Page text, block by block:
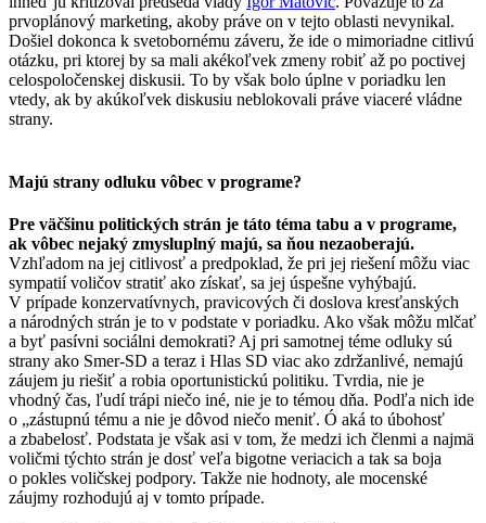
prvoplánový marketing, akoby práve on v tejto oblasti nevynikal.
Došiel dokonca k svetobornému záveru, že ide o mimoriadne citlivú
otázku, pri ktorej by sa mali akékoľvek zmeny robiť až po poctivej
celospoločenskej diskusii. To by však bolo úplne v poriadku len
vtedy, ak by akúkoľvek diskusiu neblokovali práve viaceré vládne
strany.
Majú strany odluku vôbec v programe?
Pre väčšinu politických strán je táto téma tabu a v programe,
ak vôbec nejaký zmysluplný majú, sa ňou nezaoberajú.
Vzhľadom na jej citlivosť a predpoklad, že pri jej riešení môžu viac
sympatií voličov stratiť ako získať, sa jej úspešne vyhýbajú.
V prípade konzervatívnych, pravicových či doslova kresťanských
a národných strán je to v podstate v poriadku. Ako však môžu mlčať
a byť pasívni sociálni demokrati? Aj pri samotnej téme odluky sú
strany ako Smer-SD a teraz i Hlas SD viac ako zdržanlivé, nemajú
záujem ju riešiť a robia oportunistickú politiku. Tvrdia, nie je
vhodný čas, ľudí trápi niečo iné, nie je to témou dňa. Podľa nich ide
o „zástupnú tému a nie je dôvod niečo meniť. Ó aká to úbohosť
a zbabelosť. Podstata je však asi v tom, že medzi ich členmi a najmä
voličmi týchto strán je dosť veľa bigotne veriacich a tak sa boja
o pokles voličskej podpory. Takže nie hodnoty, ale mocenské
záujmy rozhodujú aj v tomto prípade.